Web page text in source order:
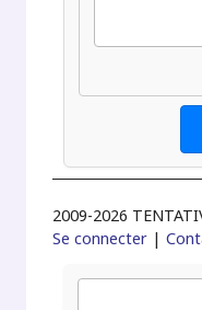
2009-2026
Se connecter |